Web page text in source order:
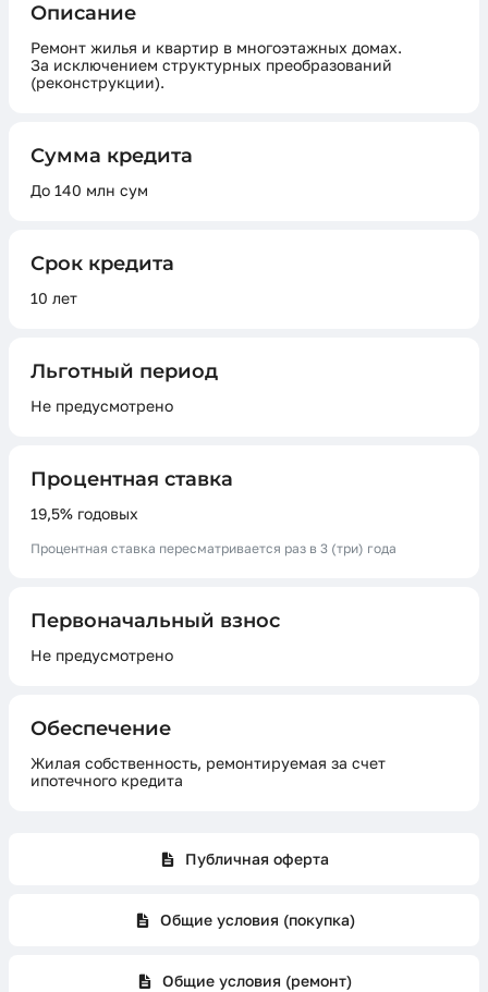
Описание
Ремонт жилья и квартир в многоэтажных домах.
За исключением структурных преобразований
(реконструкции).
Сумма кредита
До 140 млн сум
Срок кредита
10 лет
Льготный период
Не предусмотрено
Процентная ставка
19,5% годовых
Процентная ставка пересматривается раз в 3 (три) года
Первоначальный взнос
Не предусмотрено
Обеспечение
Жилая собственность, ремонтируемая за счет
ипотечного кредита
Публичная оферта
Общие условия (покупка)
Общие условия (ремонт)